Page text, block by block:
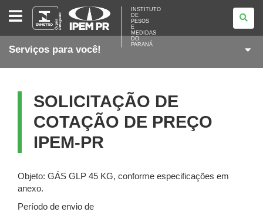
INSTITUTO
PESOS
E
DO
INSTITUTO
DE
PESOS
E
MEDIDAS
DO
PARANÁ
Serviços para você!
SOLICITAÇÃO DE
COTAÇÃO DE PREÇO
IPEM-PR
Objeto: GÁS GLP 45 KG, conforme especificações em
anexo.
Período de envio de